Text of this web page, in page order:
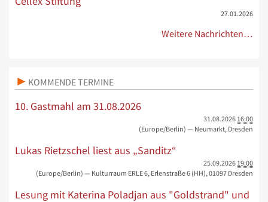
27.01.2026
Weitere Nachrichten…
KOMMENDE TERMINE
10. Gastmahl am 31.08.2026
31.08.2026 16:00
(Europe/Berlin) — Neumarkt, Dresden
Lukas Rietzschel liest aus „Sanditz“
25.09.2026 19:00
(Europe/Berlin) — Kulturraum ERLE 6, Erlenstraße 6 (HH), 01097 Dresden
Lesung mit Katerina Poladjan aus "Goldstrand" und